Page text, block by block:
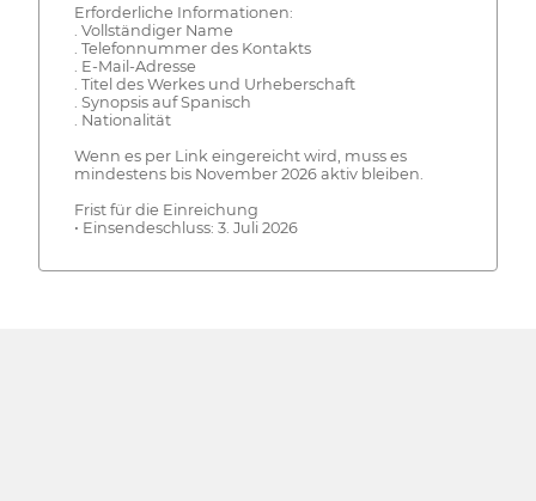
Erforderliche Informationen:
. Vollständiger Name
. Telefonnummer des Kontakts
. E-Mail-Adresse
. Titel des Werkes und Urheberschaft
. Synopsis auf Spanisch
. Nationalität
Wenn es per Link eingereicht wird, muss es
mindestens bis November 2026 aktiv bleiben.
Frist für die Einreichung
• Einsendeschluss: 3. Juli 2026